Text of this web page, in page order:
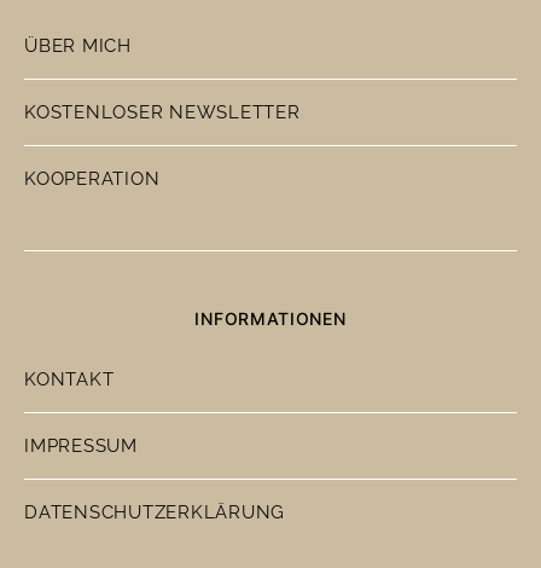
ÜBER MICH
KOSTENLOSER NEWSLETTER
KOOPERATION
INFORMATIONEN
KONTAKT
IMPRESSUM
DATENSCHUTZERKLÄRUNG